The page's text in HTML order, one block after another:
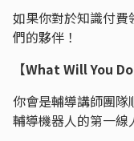
如果你對於知識付
們的夥伴！
【What Will You Do
你會是輔導講師團隊
輔導機器人的第一線